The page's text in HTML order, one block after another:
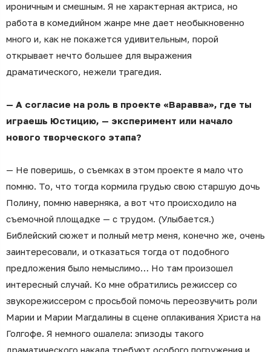
ироничным и смешным. Я не характерная актриса, но
работа в комедийном жанре мне дает необыкновенно
много и, как не покажется удивительным, порой
открывает нечто большее для выражения
драматического, нежели трагедия.
— А согласие на роль в проекте «Варавва», где ты
играешь Юстицию, — эксперимент или начало
нового творческого этапа?
— Не поверишь, о съемках в этом проекте я мало что
помню. То, что тогда кормила грудью свою старшую дочь
Полину, помню наверняка, а вот что происходило на
съемочной площадке — с трудом. (Улыбается.)
Библейский сюжет и полный метр меня, конечно же, очень
заинтересовали, и отказаться тогда от подобного
предложения было немыслимо… Но там произошел
интересный случай. Ко мне обратились режиссер со
звукорежиссером с просьбой помочь переозвучить роли
Марии и Марии Магдалины в сцене оплакивания Христа на
Голгофе. Я немного ошалела: эпизоды такого
драматического накала требуют особого погружения и